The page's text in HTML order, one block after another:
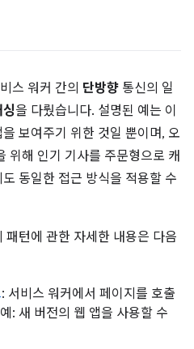
스 워커 간의 단방향 통신의 일
을 다뤘습니다. 설명된 예는 이
보여주기 위한 것일 뿐이며, 오
위해 인기 기사를 주문형으로 캐
동일한 접근 방식을 적용할 수
턴에 관한 자세한 내용은 다음
: 서비스 워커에서 페이지를 호출
: 새 버전의 웹 앱을 사용할 수